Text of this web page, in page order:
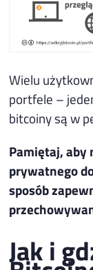
Wielu
portfele –
bitcoiny są w
Pamiętaj, aby
prywatnego
sposób
Jak i